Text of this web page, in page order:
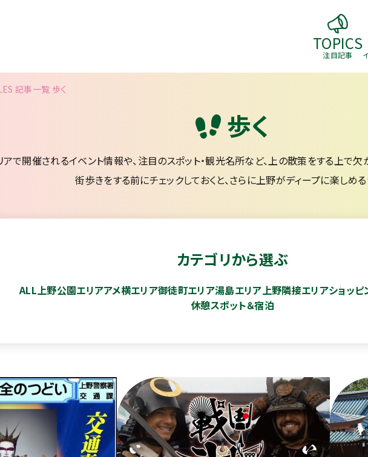
TOPICS
注目記事
記事一覧 歩く
歩く
で開催されるイベント情報や、注目のスポット・観光名所など、上の散策をする上で欠
街歩きをする前にチェックしておくと、さらに上野がディープに楽しめ
カテゴリから選ぶ
ALL上野公園エリアアメ横エリア御徒町エリア湯島エリア上野隣接エリアショッピ
休憩スポット＆宿泊